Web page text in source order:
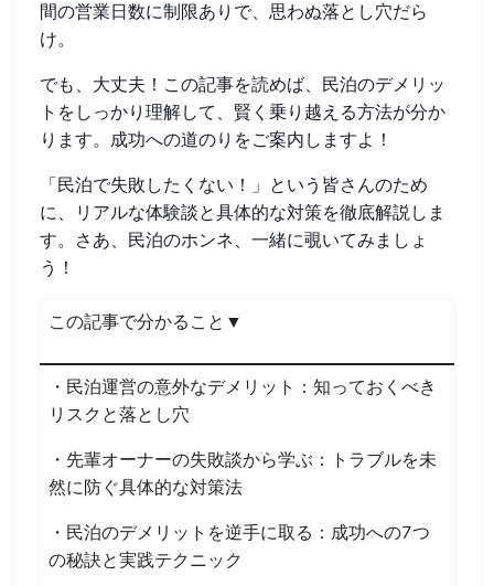
間の営業日数に制限ありで、思わぬ落とし穴だら
け。
でも、大丈夫！この記事を読めば、民泊のデメリッ
トをしっかり理解して、賢く乗り越える方法が分か
ります。成功への道のりをご案内しますよ！
「民泊で失敗したくない！」という皆さんのため
に、リアルな体験談と具体的な対策を徹底解説しま
す。さあ、民泊のホンネ、一緒に覗いてみましょ
う！
この記事で分かること▼
・民泊運営の意外なデメリット：知っておくべき
リスクと落とし穴
・先輩オーナーの失敗談から学ぶ：トラブルを未
然に防ぐ具体的な対策法
・民泊のデメリットを逆手に取る：成功への7つ
の秘訣と実践テクニック